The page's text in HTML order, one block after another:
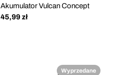
Akumulator Vulcan Concept
Cena
45,99 zł
Wyprzedane